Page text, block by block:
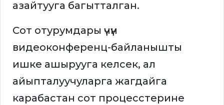
азайтууга багытталган.
Сот отурумдары үчүн
видеоконференц-байланышты
ишке ашырууга келсек, ал
айыпталуучуларга жагдайга
карабастан сот процесстерине